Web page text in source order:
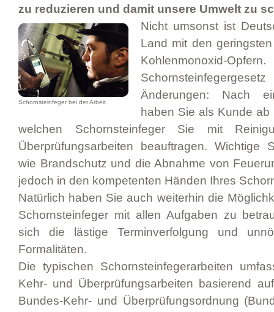
zu reduzieren und damit unsere Umwelt zu
Schornsteinfeger bei der Arbeit.
Nicht umsonst ist
Land mit den
Kohlenmonoxid-
Änderungen: Nach
haben Sie als Kunde ab
welchen Schornsteinfeger Sie mit
Überprüfungsarbeiten beauftragen. Wichtige
wie Brandschutz und die Abnahme von
jedoch in den kompetenten Händen Ihres
Natürlich haben Sie auch weiterhin die
Schornsteinfeger mit allen Aufgaben zu
sich die lästige Terminverfolgung und
Formalitäten.
Die typischen Schornsteinfegerarbeiten
Kehr- und Überprüfungsarbeiten basierend
Bundes-Kehr- und Überprüfungsordnung